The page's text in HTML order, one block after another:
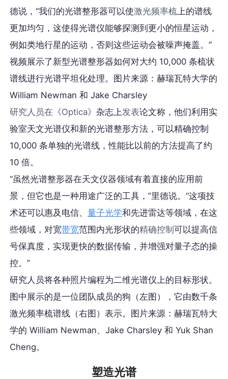
德说，“我们的光谱整形器可以使激光频率梳上的谱线
更加均匀，这使得光谱仪能够探测到更小的恒星运动，
例如类地行星的运动，否则这些运动会被噪声掩盖。”
视频展示了新型光谱整形器如何对大约 10,000 条梳状
谱线进行光谱平坦化处理。图片来源：赫瑞瓦特大学的
William Newman 和 Jake Charsley
研究人员在《Optica》杂志上发表论文称，他们利用实
验室天文光谱仪和新的光谱整形方法，可以精确控制
10,000 条单独的光谱线，性能比以前的方法提高了约
10 倍。
“虽然光谱整形器在天文仪器领域有着直接的应用前
景，但它也是一种用途广泛的工具，”里德说。“这项技
术还可以惠及电信、量子光学和先进雷达等领域，在这
些领域，对宽带宽范围内光形状的精确控制可以提高信
号保真度，实现更快的数据传输，并增强对量子态的操
控。”
研究人员将各种照片编程为二维光谱仪上的目标形状。
图中展示的是一位团队成员的狗（左图），它由数千条
激光频率梳谱线（右图）表示。图片来源：赫瑞瓦特大
学的 William Newman、Jake Charsley 和 Yuk Shan
Cheng。
塑造光谱